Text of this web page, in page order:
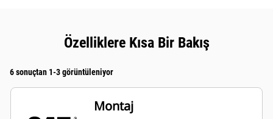
Özelliklere Kısa Bir Bakış
6 sonuçtan 1-3 görüntüleniyor
Montaj